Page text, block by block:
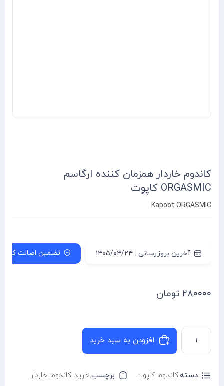
کاندوم خاردار همزمان کننده ارگاسم
ORGASMIC کاپوت
Kapoot ORGASMIC
آخرین بروزرسانی : ۱۴۰۵/۰۴/۲۴ تضمین اصالت کالا
۲۸۰۰۰۰ تومان
افزودن به سبد خرید
دسته:کاندوم کاپوت برچسب:خرید کاندوم خاردار